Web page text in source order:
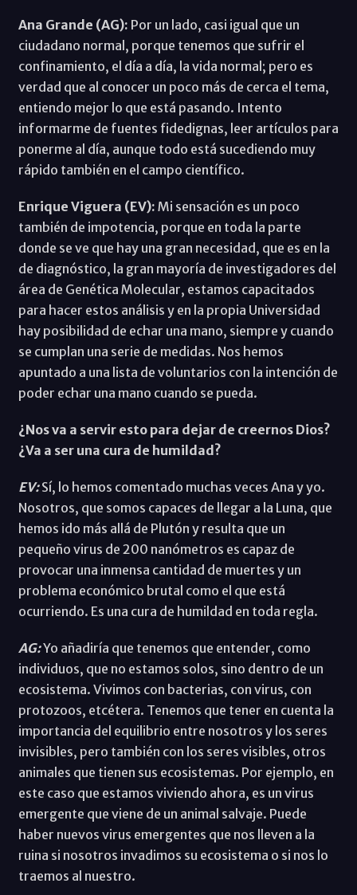
Ana Grande (AG): Por un lado, casi igual que un
ciudadano normal, porque tenemos que sufrir el
confinamiento, el día a día, la vida normal; pero es
verdad que al conocer un poco más de cerca el tema,
entiendo mejor lo que está pasando. Intento
informarme de fuentes fidedignas, leer artículos para
ponerme al día, aunque todo está sucediendo muy
rápido también en el campo científico.
Enrique Viguera (EV): Mi sensación es un poco
también de impotencia, porque en toda la parte
donde se ve que hay una gran necesidad, que es en la
de diagnóstico, la gran mayoría de investigadores del
área de Genética Molecular, estamos capacitados
para hacer estos análisis y en la propia Universidad
hay posibilidad de echar una mano, siempre y cuando
se cumplan una serie de medidas. Nos hemos
apuntado a una lista de voluntarios con la intención de
poder echar una mano cuando se pueda.
¿Nos va a servir esto para dejar de creernos Dios?
¿Va a ser una cura de humildad?
EV:Sí, lo hemos comentado muchas veces Ana y yo.
Nosotros, que somos capaces de llegar a la Luna, que
hemos ido más allá de Plutón y resulta que un
pequeño virus de 200 nanómetros es capaz de
provocar una inmensa cantidad de muertes y un
problema económico brutal como el que está
ocurriendo. Es una cura de humildad en toda regla.
AG:Yo añadiría que tenemos que entender, como
individuos, que no estamos solos, sino dentro de un
ecosistema. Vivimos con bacterias, con virus, con
protozoos, etcétera. Tenemos que tener en cuenta la
importancia del equilibrio entre nosotros y los seres
invisibles, pero también con los seres visibles, otros
animales que tienen sus ecosistemas. Por ejemplo, en
este caso que estamos viviendo ahora, es un virus
emergente que viene de un animal salvaje. Puede
haber nuevos virus emergentes que nos lleven a la
ruina si nosotros invadimos su ecosistema o si nos lo
traemos al nuestro.